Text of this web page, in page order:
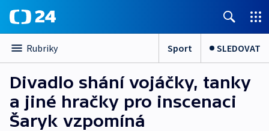
Rubriky Sport SLEDOVAT
Divadlo shání vojáčky, tanky
a jiné hračky pro inscenaci
Šaryk vzpomíná